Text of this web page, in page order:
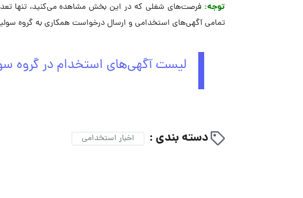
توجه: فرصت‌های شغلی که در این بخش مشاهده می‌کنید، تنها
تمامی آگهی‌های استخدامی و ارسال درخواست همکاری به گروه
لیست آگهی‌های استخدام در گروه
دسته بندی : اخبار استخدامی